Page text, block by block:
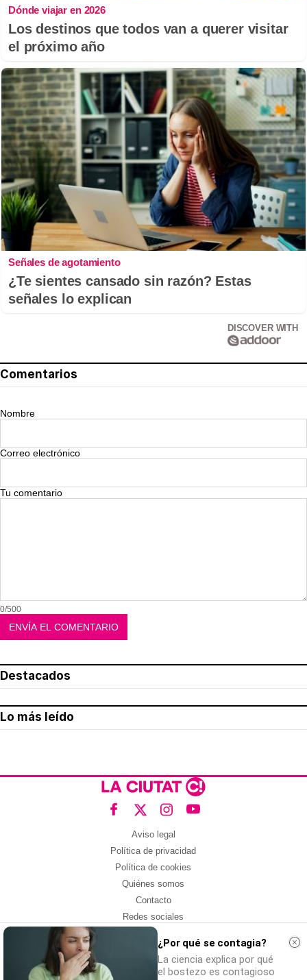
Dónde viajar en 2026
Los destinos que todos van a querer visitar
el próximo año
Señales de agotamiento
¿Te sientes cansado sin razón? Estas
señales lo explican
DISCOVER WITH
Comentarios
Nombre
Correo electrónico
Tu comentario
0/500
Destacados
Lo más leído
Aviso legal
Política de privacidad
Política de cookies
Quiénes somos
Contacto
Redes sociales
Con la colaboración de:¿Por qué se contagia?
La ciencia explica por qué
el bostezo es contagioso